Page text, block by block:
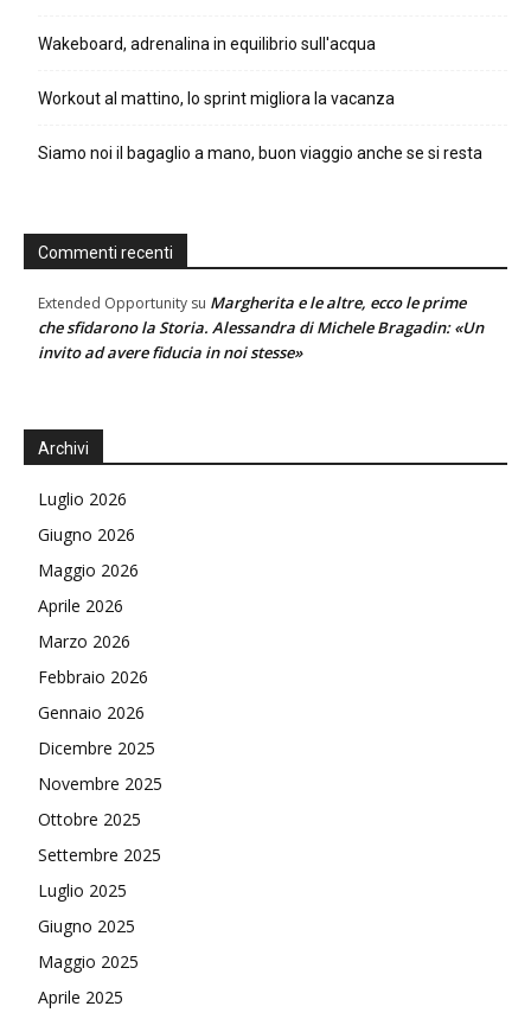
Wakeboard, adrenalina in equilibrio sull'acqua
Workout al mattino, lo sprint migliora la vacanza
Siamo noi il bagaglio a mano, buon viaggio anche se si resta
Commenti recenti
Extended Opportunity su Margherita e le altre, ecco le prime
che sfidarono la Storia. Alessandra di Michele Bragadin: «Un
invito ad avere fiducia in noi stesse»
Archivi
Luglio 2026
Giugno 2026
Maggio 2026
Aprile 2026
Marzo 2026
Febbraio 2026
Gennaio 2026
Dicembre 2025
Novembre 2025
Ottobre 2025
Settembre 2025
Luglio 2025
Giugno 2025
Maggio 2025
Aprile 2025